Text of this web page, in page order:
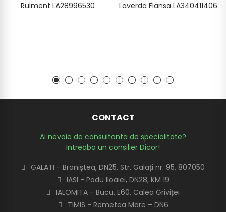
Rulment LA28996530 Laverda Flansa LA340411406
CONTACT
Ai nevoie de consultanta de specialitate?
Intreaba un consilier Dicor!
GALATI - Braniștea, DN25, Str. Galați nr. 95, 807050
IASI - Podu Iloaiei, DN28, KM 19
IALOMITA - Bucu, E60, Calea Griviței
TIMIS - Remetea Mare – DN6